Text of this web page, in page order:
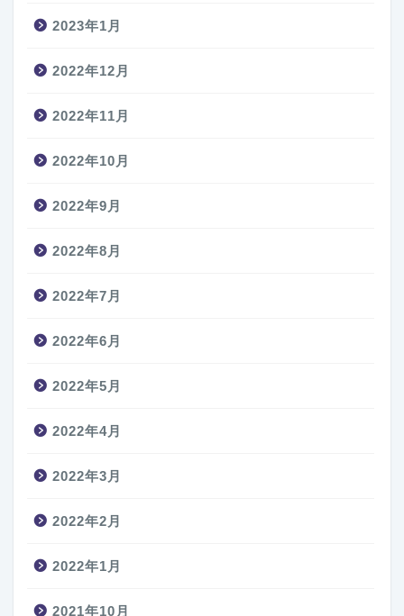
2023年1月
2022年12月
2022年11月
2022年10月
2022年9月
2022年8月
2022年7月
2022年6月
2022年5月
2022年4月
2022年3月
2022年2月
2022年1月
2021年10月